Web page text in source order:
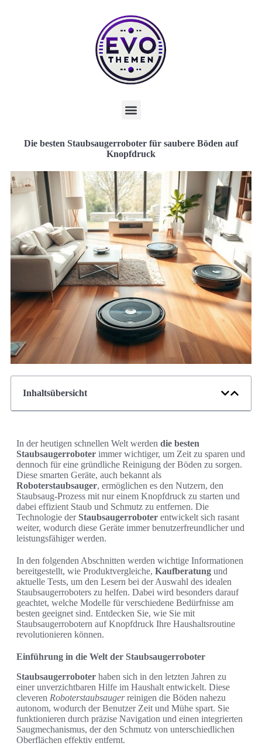
Die besten Staubsaugerroboter für saubere Böden auf
Knopfdruck
Inhaltsübersicht
In der heutigen schnellen Welt werden die besten
Staubsaugerroboter immer wichtiger, um Zeit zu sparen und
dennoch für eine gründliche Reinigung der Böden zu sorgen.
Diese smarten Geräte, auch bekannt als
Roboterstaubsauger, ermöglichen es den Nutzern, den
Staubsaug-Prozess mit nur einem Knopfdruck zu starten und
dabei effizient Staub und Schmutz zu entfernen. Die
Technologie derStaubsaugerroboter entwickelt sich rasant
weiter, wodurch diese Geräte immer benutzerfreundlicher und
leistungsfähiger werden.
In den folgenden Abschnitten werden wichtige Informationen
bereitgestellt, wie Produktvergleiche, Kaufberatung und
aktuelle Tests, um den Lesern bei der Auswahl des idealen
Staubsaugerroboters zu helfen. Dabei wird besonders darauf
geachtet, welche Modelle für verschiedene Bedürfnisse am
besten geeignet sind. Entdecken Sie, wie Sie mit
Staubsaugerrobotern auf Knopfdruck Ihre Haushaltsroutine
revolutionieren können.
Einführung in die Welt der Staubsaugerroboter
Staubsaugerroboter haben sich in den letzten Jahren zu
einer unverzichtbaren Hilfe im Haushalt entwickelt. Diese
cleveren Roboterstaubsaugerreinigen die Böden nahezu
autonom, wodurch der Benutzer Zeit und Mühe spart. Sie
funktionieren durch präzise Navigation und einen integrierten
Saugmechanismus, der den Schmutz von unterschiedlichen
Oberflächen effektiv entfernt.